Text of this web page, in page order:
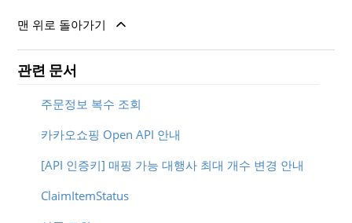
맨 위로 돌아가기
관련 문서
주문정보 복수 조회
카카오쇼핑 Open API 안내
[API 인증키] 매핑 가능 대행사 최대 개수 변경 안내
ClaimItemStatus